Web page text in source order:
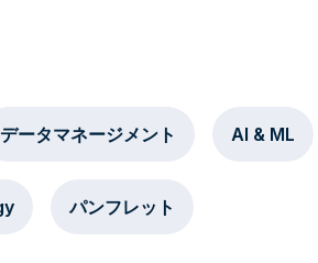
データマネージメント AI & ML
パンフレット